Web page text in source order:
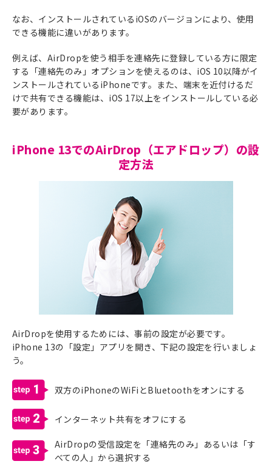
なお、インストールされているiOSのバージョンにより、使用
できる機能に違いがあります。
例えば、AirDropを使う相手を連絡先に登録している方に限定
する「連絡先のみ」オプションを使えるのは、iOS 10以降がイ
ンストールされているiPhoneです。また、端末を近付けるだ
けで共有できる機能は、iOS 17以上をインストールしている必
要があります。
iPhone 13でのAirDrop（エアドロップ）の設
定方法
AirDropを使用するためには、事前の設定が必要です。
iPhone 13の「設定」アプリを開き、下記の設定を行いましょ
う。
1 双方のiPhoneのWiFiとBluetoothをオンにする
2 インターネット共有をオフにする
3
AirDropの受信設定を「連絡先のみ」あるいは「す
べての人」から選択する